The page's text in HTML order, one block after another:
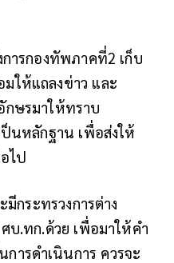
ารกองทัพภาคที่2 เก็บ
ให้แถลงข่าว และ
กษรมาให้ทราบ
ป็นหลักฐาน เพื่อส่งให้
ไป
กระทรวงการต่าง
บ.ทก.ด้วย เพื่อมาให้คำ
ารดำเนินการ ควรจะ